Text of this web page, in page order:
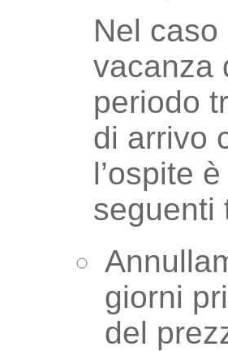
Nel
vacanza
periodo
di arrivo
l’ospite
seguenti
giorni
del